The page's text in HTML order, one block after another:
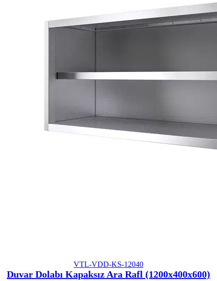
VTL-VDD-KS-12040
Duvar Dolabı Kapaksız Ara Rafl (1200x400x600)